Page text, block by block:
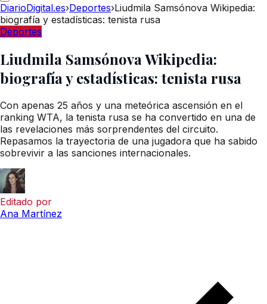
DiarioDigital.es›Deportes›Liudmila Samsónova Wikipedia:
biografía y estadísticas: tenista rusa
Deportes
Liudmila Samsónova Wikipedia:
biografía y estadísticas: tenista rusa
Con apenas 25 años y una meteórica ascensión en el
ranking WTA, la tenista rusa se ha convertido en una de
las revelaciones más sorprendentes del circuito.
Repasamos la trayectoria de una jugadora que ha sabido
sobrevivir a las sanciones internacionales.
Editado por
Ana Martínez